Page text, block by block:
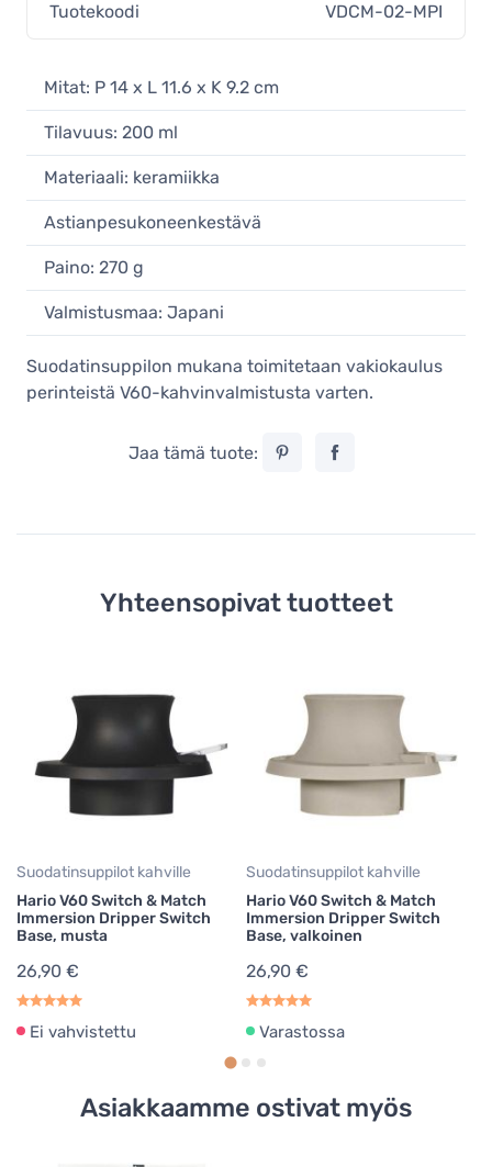
Tuotekoodi VDCM-02-MPI
Mitat: P 14 x L 11.6 x K 9.2 cm
Tilavuus: 200 ml
Materiaali: keramiikka
Astianpesukoneenkestävä
Paino: 270 g
Valmistusmaa: Japani
Suodatinsuppilon mukana toimitetaan vakiokaulus
perinteistä V60-kahvinvalmistusta varten.
Jaa tämä tuote:
Yhteensopivat tuotteet
Suodatinsuppilot kahville
Hario V60 Switch & Match
Immersion Dripper Switch
Base, musta
26,90 €
Ei vahvistettu
Suodatinsuppilot kahville
Hario V60 Switch & Match
Immersion Dripper Switch
Base, valkoinen
26,90 €
Varastossa
Asiakkaamme ostivat myös